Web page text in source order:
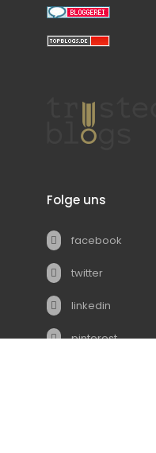
Folge uns
facebook
twitter
linkedin
pinterest